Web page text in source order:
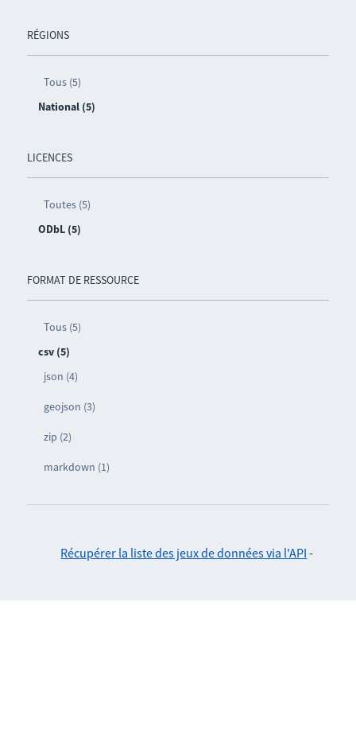
RÉGIONS
Tous (5)
National (5)
LICENCES
Toutes (5)
ODbL (5)
FORMAT DE RESSOURCE
Tous (5)
csv (5)
json (4)
geojson (3)
zip (2)
markdown (1)
Récupérer la liste des jeux de données via l'API -